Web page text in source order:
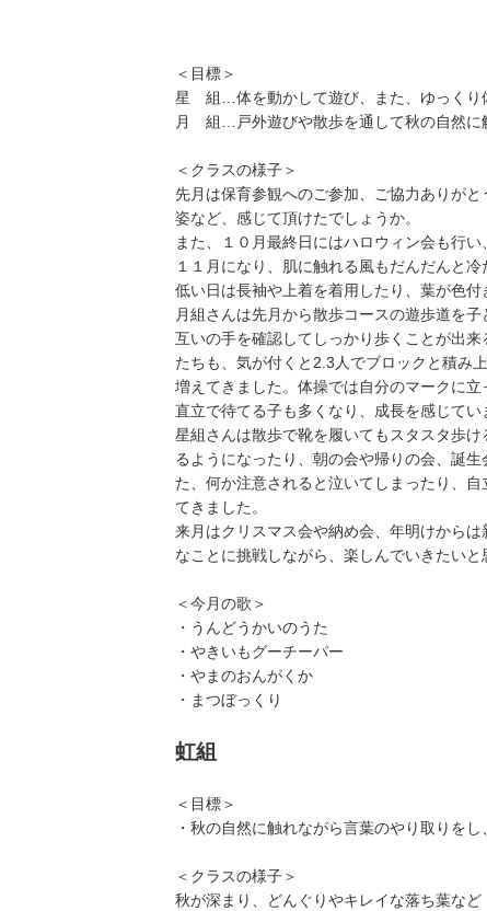
＜目標＞
星 組…体を動かして遊び、また、ゆっくり
月 組…戸外遊びや散歩を通して秋の自然に
＜クラスの様子＞
先月は保育参観へのご参加、ご協力ありが
姿など、感じて頂けたでしょうか。
また、１０月最終日にはハロウィン会も行
１１月になり、肌に触れる風もだんだんと
低い日は長袖や上着を着用したり、葉が色
月組さんは先月から散歩コースの遊歩道を
互いの手を確認してしっかり歩くことが出
たちも、気が付くと2.3人でブロックと積み
増えてきました。体操では自分のマークに
直立で待てる子も多くなり、成長を感じてい
星組さんは散歩で靴を履いてもスタスタ歩
るようになったり、朝の会や帰りの会、誕
た、何か注意されると泣いてしまったり、
てきました。
来月はクリスマス会や納め会、年明けから
なことに挑戦しながら、楽しんでいきたいと
＜今月の歌＞
・うんどうかいのうた
・やきいもグーチーパー
・やまのおんがくか
・まつぼっくり
虹組
＜目標＞
・秋の自然に触れながら言葉のやり取りをし
＜クラスの様子＞
秋が深まり、どんぐりやキレイな落ち葉な